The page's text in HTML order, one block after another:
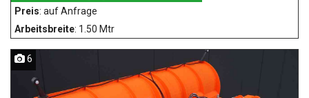
Preis: auf Anfrage
Arbeitsbreite: 1.50 Mtr
6